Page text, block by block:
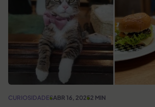
CURIOSIDADESABR 16, 20252 MIN